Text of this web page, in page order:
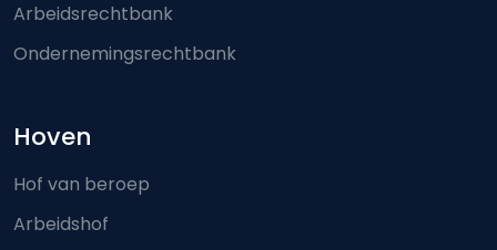
Arbeidsrechtbank
Ondernemingsrechtbank
Hoven
Hof van beroep
Arbeidshof